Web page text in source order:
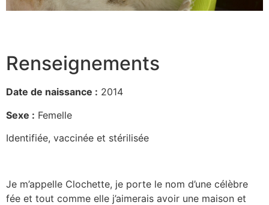
Renseignements
Date de naissance : 2014
Sexe : Femelle
Identifiée, vaccinée et stérilisée
Je m’appelle Clochette, je porte le nom d’une célèbre
fée et tout comme elle j’aimerais avoir une maison et